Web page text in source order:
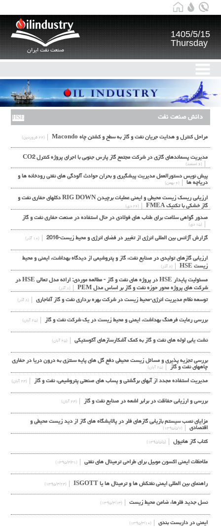
صنعت نفت ایران
1405/5/15
Thursday
دانش صنعت نفت HSE
مراحل كنترل و هدايت جريان نفت و گاز به سطح و كشتن چاه Macondo (۲۲ فروردین)
مديريت پسماندهاي گازي در شركت مجتمع گاز پارس جنوبي با اجراي پروژه كنترل CO2
(۶ اسفند)
پيش نويس دستورالعمل مديريت پيشگيري و بحران حوادث آلودگي هاي نفتي رودخانه ها و
درياچه ها
(۶ بهمن)
ارزیابی ریسک زیست محیطی و ایمنی عملیات برچیدن RIG DOWN دکلهای حفاری نفت و
گاز خشکی با تکنیک FMEA
(۲۶ دی)
صدور گواهی سلامت برای طناب های فولادی در حال استفاده در صنعت حفاری نفت و گاز
(۱۵ دی)
گزارش آژانس بین المللی انرژی از تغییر در فضای انرژی و محیط زیست-2016 (۱۰ آذر)
ارزیابی گازهای تولیدی در صنایع نفت، گاز و پتروشیمی از دیدگاه بهداشت، ایمنی و محیط
زیست HSE
(۸ آذر)
مسئولیت پایدار HSE در پروژه های نفت و گاز - مطالعه موردی: ارائه مدل تعالی HSE در
شرکت های پروژه محور حوزه نفت و گاز بر اساس مدل PEM
(۸ آذر)
توسعه نظام مديريت انرژي-محيط زيست در شركت بهره برداري نفت و گاز آغاجاري (۸ آذر)
بررسي رعايت فرهنگ بهداشت، ايمني و محيط زيست در يك شركت نفت و گاز (۲۵ آبان)
نشت يابي لوله هاي نفت و گاز به كمك آشكارسازهاي آكوستيكي (۲۵ آبان)
بررسی تجزیه پذیری و مسائل زیست محیطی دفع گل های پایه سنتزی به درون دریا در حفاری
چاههای نفت و گاز
(۲۵ آبان)
مدیریت استفاده مجدد از آبهای برگشتی و پساب های صنعتی پتروشیمی، نفت و گاز (۲۴ آبان)
بررسی و ارزیابی حفاظت در برابر اشعه در صنایع نفت و گاز (۲۴ آبان)
مزایای نصب سیستم بازیابی گازهای فلر در پالایشگاه های گاز از دید زیست محیطی و
اقتصادی
(۱۳۹۵/۵/۷)
کتاب گاز هانیول (۱۳۹۵/۵/۵)
ملاحظات ایمنی اکسون موبیل برای طراحی ترمینال های نفتی (۱۳۹۵/۴/۳۱)
راهنمای بین المللی ایمنی نفتکش ها و ترمینال ها یا ISGOTT (۱۳۹۵/۴/۲۴)
نسل جدید فلرها، ضامن محیط زیست (۱۳۹۵/۴/۱۳)
ایمنی در داربست بندی (۱۳۹۵/۳/۱۰)